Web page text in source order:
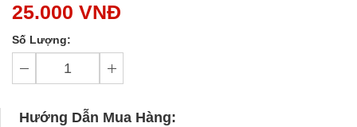
25.000 VNĐ
Số Lượng:
Hướng Dẫn Mua Hàng: